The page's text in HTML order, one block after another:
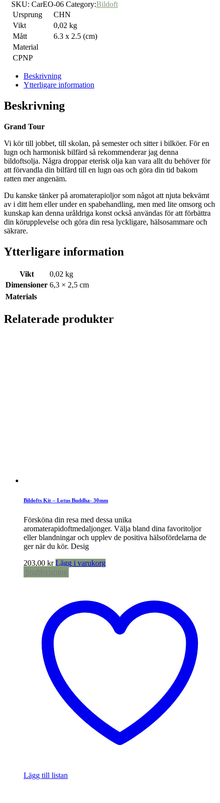
SKU: CarEO-06 Category:Bildoft
Ursprung
CHN
Vikt
0,02 kg
Mått
6.3 x 2.5 (cm)
Material
CPNP
Beskrivning
Ytterligare information
Beskrivning
Grand Tour
Vi kör till jobbet, till skolan, på semester och sitter i bilköer. För en
lugn och harmonisk bilfärd så rekommenderar jag denna
bildoftsolja. Några droppar eterisk olja kan vara allt du behöver för
att förvandla din bilfärd till en lugn oas och göra din tid bakom
ratten mer angenäm.
Du kanske tänker på aromaterapioljor som något att njuta bekvämt
av i ditt hem eller under en spabehandling, men med lite omsorg och
kunskap kan denna uråldriga konst också användas för att förbättra
din körupplevelse och göra din resa lyckligare, hälsosammare och
säkrare.
Ytterligare information
Vikt
0,02 kg
Dimensioner 6,3 × 2,5 cm
Materials
Relaterade produkter
Bildofts Kit – Lotus Buddha- 30mm
Försköna din resa med dessa unika
aromaterapidoftmedaljonger. Välja bland dina favoritoljor
eller blandningar och upplev de positiva hälsofördelarna de
ger när du kör. Desig
203,00 kr Lägg i varukorg
Snabbvisning
Lägg till listan